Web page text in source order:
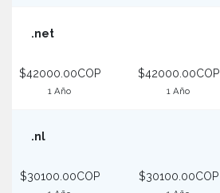
.net
$42000.00COP
1 Año
$42000.00COP
1 Año
.nl
$30100.00COP $30100.00COP